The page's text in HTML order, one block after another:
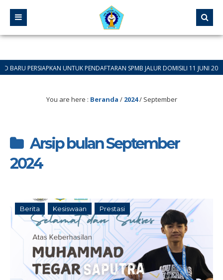
UNTUK PENDAFTARAN SPMB JALUR DOMISILI 11 JUNI 2026
You are here : Beranda / 2024/ September
Arsip bulan September
2024
Berita Kesiswaan Prestasi